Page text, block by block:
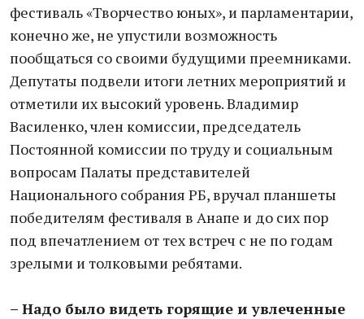
фестиваль «Творчество юных», и парламентарии,
конечно же, не упустили возможность
пообщаться со своими будущими преемниками.
Депутаты подвели итоги летних мероприятий и
отметили их высокий уровень. Владимир
Василенко, член комиссии, председатель
Постоянной комиссии по труду и социальным
вопросам Палаты представителей
Национального собрания РБ, вручал планшеты
победителям фестиваля в Анапе и до сих пор
под впечатлением от тех встреч с не по годам
зрелыми и толковыми ребятами.
– Надо было видеть горящие и увлеченные